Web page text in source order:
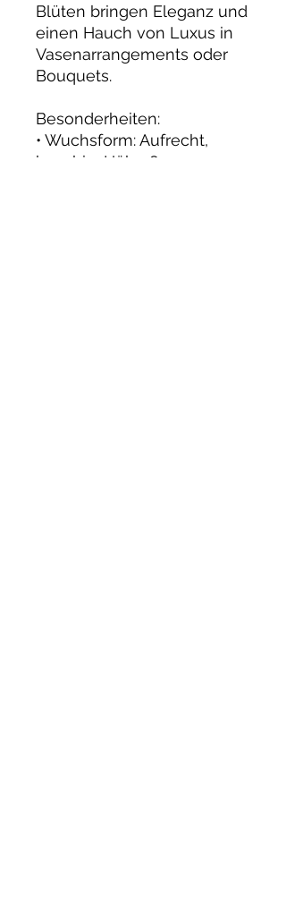
Blüten bringen Eleganz und
einen Hauch von Luxus in
Vasenarrangements oder
Bouquets.
Besonderheiten:
• Wuchsform: Aufrecht,
buschig; Höhe 80–100 cm